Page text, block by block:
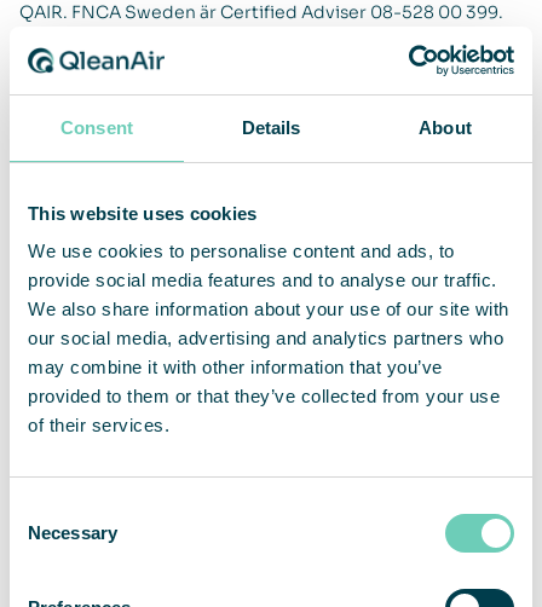
Consent Details About
This website uses cookies
We use cookies to personalise content and ads, to
provide social media features and to analyse our traffic.
We also share information about your use of our site with
our social media, advertising and analytics partners who
may combine it with other information that you’ve
provided to them or that they’ve collected from your use
of their services.
Selection
Necessary
QAIR. FNCA Sweden är Certified Adviser 08-528 00 399.